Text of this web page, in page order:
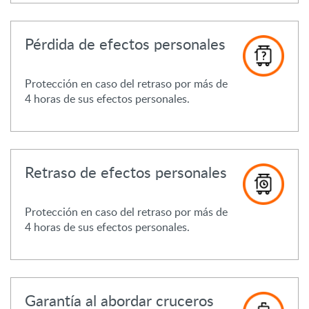
Pérdida de efectos personales
Protección en caso del retraso por más de
4 horas de sus efectos personales.
Retraso de efectos personales
Protección en caso del retraso por más de
4 horas de sus efectos personales.
Garantía al abordar cruceros